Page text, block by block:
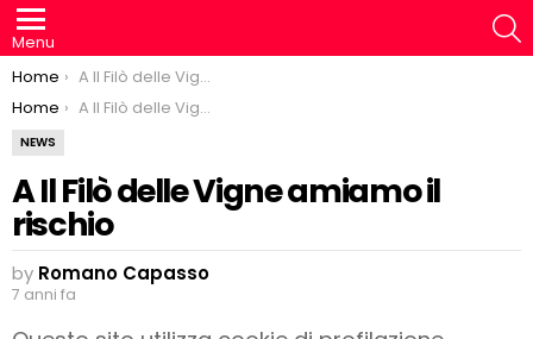
Menu
You are here:
Home
A Il Filò delle Vigne amiamo il rischio
You are here:
Home A Il Filò delle Vigne amiamo il rischio
NEWS
A Il Filò delle Vigne amiamo il
rischio
by Romano Capasso
7 anni fa